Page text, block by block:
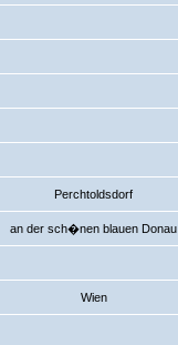
Perchtoldsdorf
an der sch�nen blauen Donau
Wien